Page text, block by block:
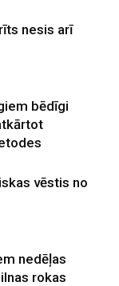
nesis arī
bēdīgi
vēstis no
nedēļas
rokas